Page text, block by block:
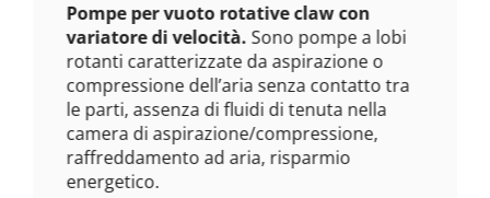
Pompe per vuoto rotative claw con
variatore di velocità.Sono pompe a lobi
rotanti caratterizzate da aspirazione o
compressione dell’aria senza contatto tra
le parti, assenza di fluidi di tenuta nella
camera di aspirazione/compressione,
raffreddamento ad aria, risparmio
energetico.